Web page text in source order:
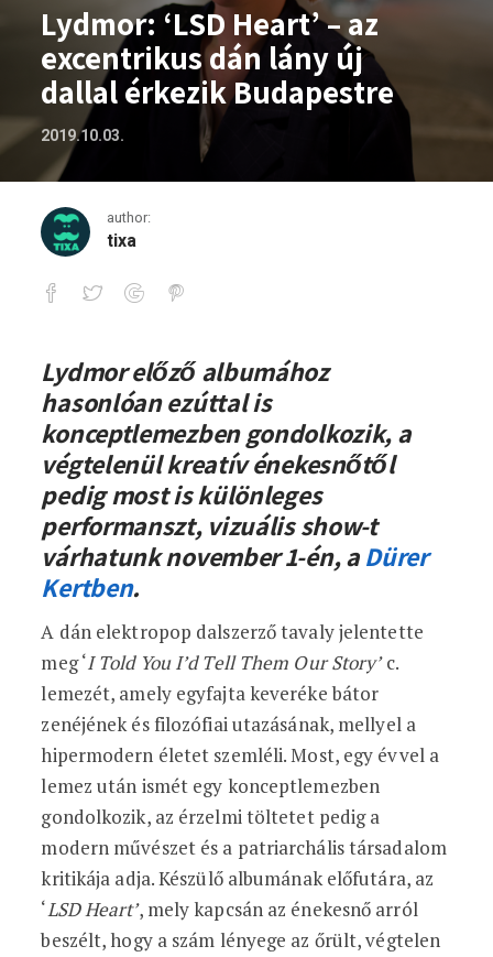
Lydmor: ‘LSD Heart’ – az
excentrikus dán lány új
dallal érkezik Budapestre
2019.10.03.
author:
tixa
Lydmor: ‘LSD Heart’ – az excentrikus
Lydmor előző albumához
hasonlóan ezúttal is
konceptlemezben gondolkozik, a
végtelenül kreatív énekesnőtől
pedig most is különleges
performanszt, vizuális show-t
várhatunk november 1-én, aDürer
Kertben.
A dán elektropop dalszerző tavaly jelentette
meg ‘I Told You I’d Tell Them Our Story’c.
lemezét, amely egyfajta keveréke bátor
zenéjének és filozófiai utazásának, mellyel a
hipermodern életet szemléli. Most, egy évvel a
lemez után ismét egy konceptlemezben
gondolkozik, az érzelmi töltetet pedig a
modern művészet és a patriarchális társadalom
kritikája adja. Készülő albumának előfutára, az
‘LSD Heart’, mely kapcsán az énekesnő arról
beszélt, hogy a szám lényege az őrült, végtelen